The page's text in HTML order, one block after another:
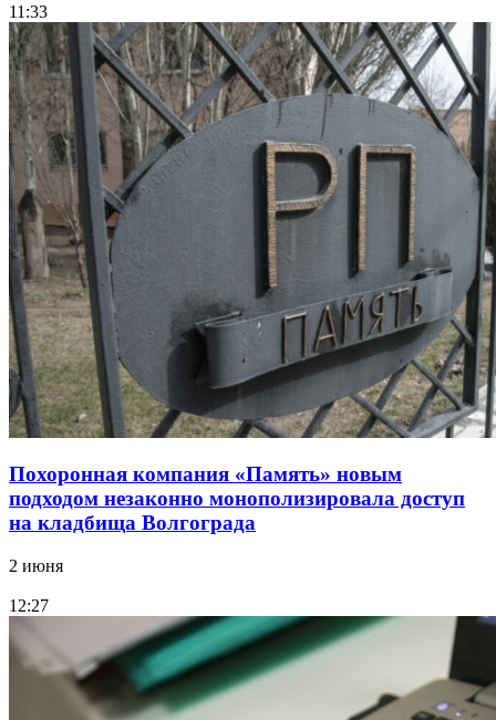
11:33
Похоронная компания «Память» новым
подходом незаконно монополизировала доступ
на кладбища Волгограда
2 июня
12:27